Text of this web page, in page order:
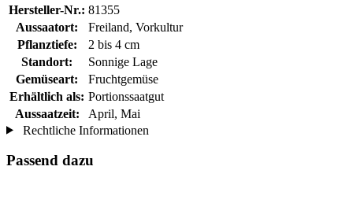
Hersteller-Nr.: 81355
Aussaatort:
Freiland, Vorkultur
Pflanztiefe:
2 bis 4 cm
Standort:
Sonnige Lage
Gemüseart:
Fruchtgemüse
Erhältlich als: Portionssaatgut
Aussaatzeit:
April, Mai
Rechtliche Informationen
Passend dazu